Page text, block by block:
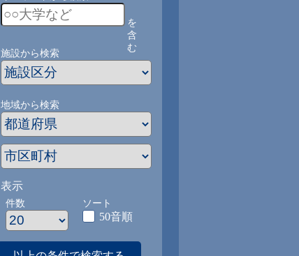
を
含
む
施設から検索
地域から検索
表示
件数 ソート
50音順